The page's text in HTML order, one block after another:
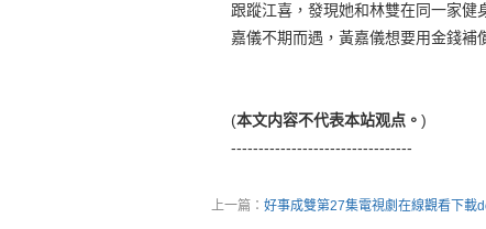
跟蹤江喜，發現她和林雙在同一家
嘉儀不期而遇，黃嘉儀想要用金錢補
(本文内容不代表本站观点。 )
---------------------------------
上一篇： 好事成雙第27集電視劇在線觀看下載